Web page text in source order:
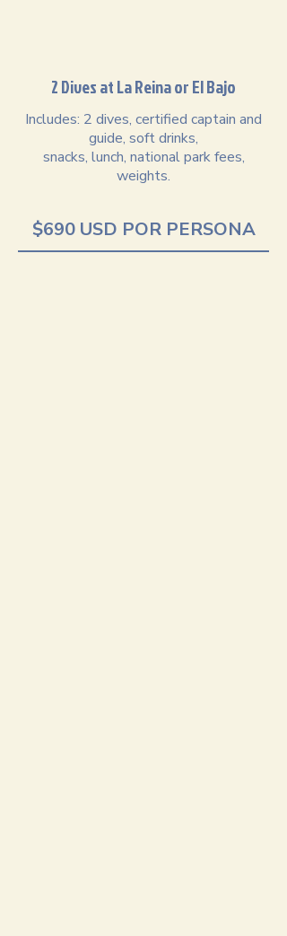
2 Dives at La Reina or El Bajo
Includes: 2 dives, certified captain and
guide,​​ soft drinks,
snacks, lunch, national park fees,
weights.
$690 USD POR PERSONA